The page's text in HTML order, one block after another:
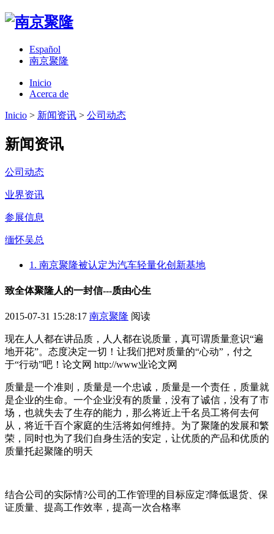
Español
南京聚隆
Inicio
Acerca de
Inicio > 新闻资讯 > 公司动态
新闻资讯
公司动态
业界资讯
参展信息
缅怀吴总
1. 南京聚隆被认定为汽车轻量化创新基地
致全体聚隆人的一封信---质由心生
2015-07-31 15:28:17 南京聚隆 阅读
现在人人都在讲品质，人人都在说质量，真可谓质量意识“遍
地开花”。态度决定一切！让我们把对质量的“心动”，付之
于“行动”吧！论文网 http://www业论文网
质量是一个准则，质量是一个忠诚，质量是一个责任，质量就
是企业的生命。一个企业没有的质量，没有了诚信，没有了市
场，也就失去了生存的能力，那么将近上千名员工将何去何
从，将近千百个家庭的生活将如何维持。为了聚隆的发展和繁
荣，同时也为了我们自身生活的安定，让优质的产品和优质的
质量托起聚隆的明天
结合公司的实际情?公司的工作管理的目标应定?降低退货、保
证质量、提高工作效率，提高一次合格率